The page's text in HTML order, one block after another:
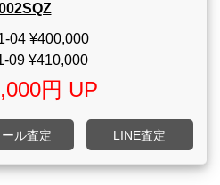
04¥400,000
09 ¥410,000
円 UP
ール査定 LINE査定